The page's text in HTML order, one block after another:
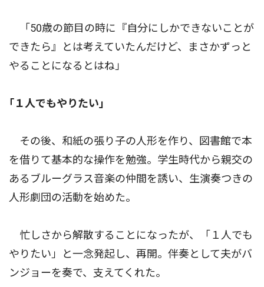
「50歳の節目の時に『自分にしかできないことが
できたら』とは考えていたんだけど、まさかずっと
やることになるとはね」
｢１人でもやりたい｣
その後、和紙の張り子の人形を作り、図書館で本
を借りて基本的な操作を勉強。学生時代から親交の
あるブルーグラス音楽の仲間を誘い、生演奏つきの
人形劇団の活動を始めた。
忙しさから解散することになったが、「１人でも
やりたい」と一念発起し、再開。伴奏として夫がバ
ンジョーを奏で、支えてくれた。